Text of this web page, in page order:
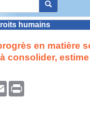
humains
en matière
consolider,
Email